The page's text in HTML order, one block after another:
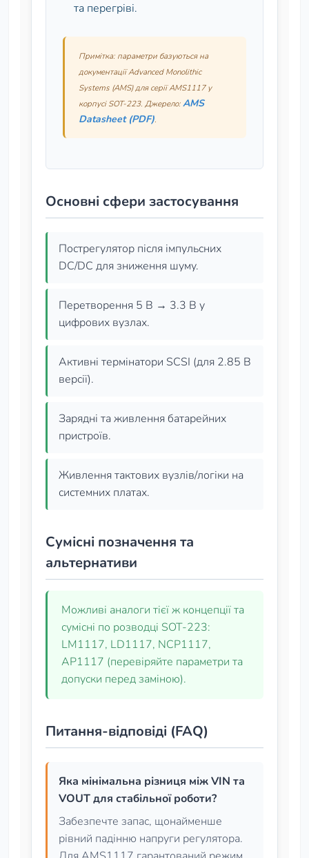
та перегріві.
Примітка: параметри базуються на
документації Advanced Monolithic
Systems (AMS) для серії AMS1117 у
корпусі SOT‑223. Джерело:AMS
Datasheet (PDF).
Основні сфери застосування
Пострегулятор після імпульсних
DC/DC для зниження шуму.
Перетворення 5 В → 3.3 В у
цифрових вузлах.
Активні термінатори SCSI (для 2.85 В
версії).
Зарядні та живлення батарейних
пристроїв.
Живлення тактових вузлів/логіки на
системних платах.
Сумісні позначення та
альтернативи
Можливі аналоги тієї ж концепції та
сумісні по розводці SOT‑223:
LM1117, LD1117, NCP1117,
AP1117 (перевіряйте параметри та
допуски перед заміною).
Питання-відповіді (FAQ)
Яка мінімальна різниця між VIN та
VOUT для стабільної роботи?
Забезпечте запас, щонайменше
рівний падінню напруги регулятора.